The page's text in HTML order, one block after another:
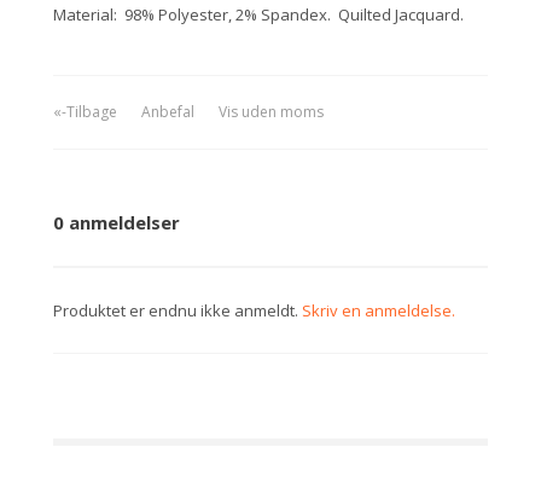
Material: 98% Polyester, 2% Spandex. Quilted Jacquard.
«-Tilbage Anbefal Vis uden moms
0 anmeldelser
Produktet er endnu ikke anmeldt. Skriv en anmeldelse.